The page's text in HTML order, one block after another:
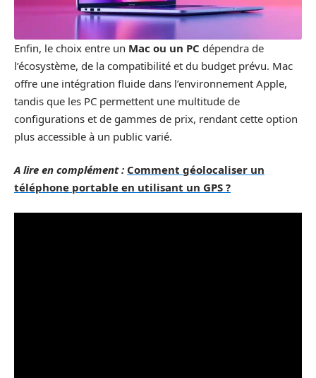
Enfin, le choix entre un Mac ou un PC dépendra de
l’écosystème, de la compatibilité et du budget prévu. Mac
offre une intégration fluide dans l’environnement Apple,
tandis que les PC permettent une multitude de
configurations et de gammes de prix, rendant cette option
plus accessible à un public varié.
A lire en complément : Comment géolocaliser un
téléphone portable en utilisant un GPS ?